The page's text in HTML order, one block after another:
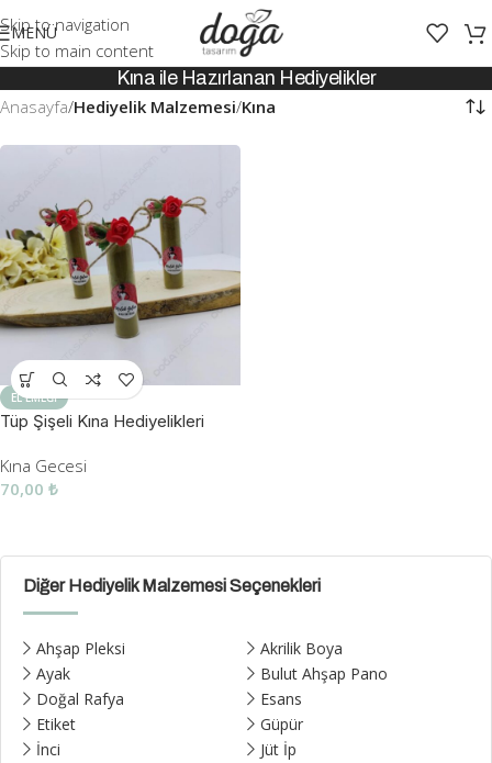
Skip to navigation
Skip to main content
MENÜ
Kına ile Hazırlanan Hediyelikler
Anasayfa/Hediyelik Malzemesi/Kına
EL EMEĞI
Tüp Şişeli Kına Hediyelikleri
Kına Gecesi
70,00 ₺
Diğer Hediyelik Malzemesi Seçenekleri
Ahşap Pleksi
Akrilik Boya
Ayak
Bulut Ahşap Pano
Doğal Rafya
Esans
Etiket
Güpür
İnci
Jüt İp